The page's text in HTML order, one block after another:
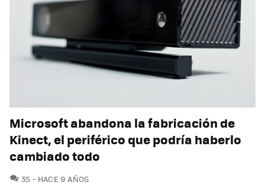
Microsoft abandona la fabricación de
Kinect, el periférico que podría haberlo
cambiado todo
35 COMENTARIOS
HACE 9 AÑOS